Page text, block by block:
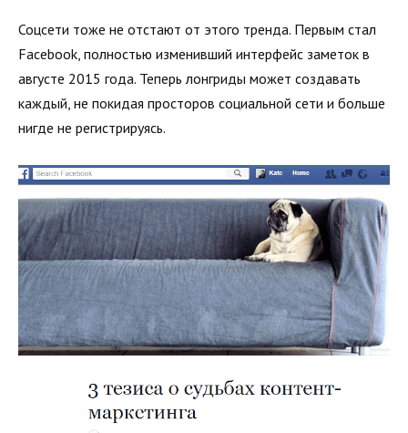
Соцсети тоже не отстают от этого тренда. Первым стал
Facebook, полностью изменивший интерфейс заметок в
августе 2015 года. Теперь лонгриды может создавать
каждый, не покидая просторов социальной сети и больше
нигде не регистрируясь.